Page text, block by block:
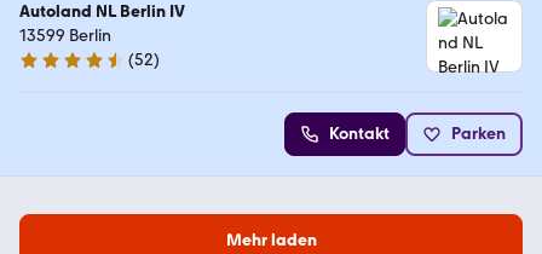
Autoland NL Berlin IV
13599 Berlin
4.4 Sterne
(52)
Kontakt Parken
Mehr laden